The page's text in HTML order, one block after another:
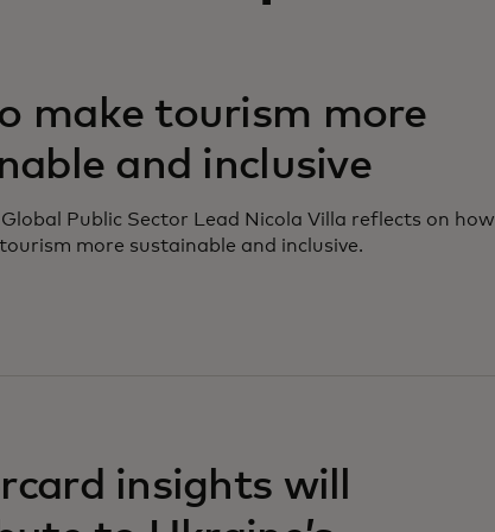
make tourism more
and inclusive
Global Public Sector Lead Nicola Villa reflects on how
more sustainable and inclusive.
pestaña nueva
insights will
pestaña nueva